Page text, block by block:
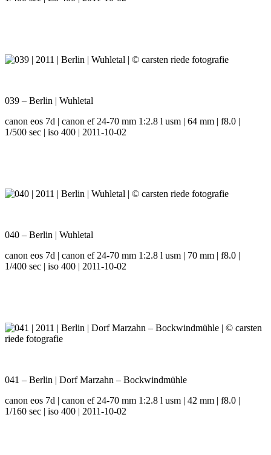
039 – Berlin | Wuhletal
canon eos 7d | canon ef 24-70 mm 1:2.8 l usm | 64 mm | f8.0 |
1/500 sec | iso 400 | 2011-10-02
040 – Berlin | Wuhletal
canon eos 7d | canon ef 24-70 mm 1:2.8 l usm | 70 mm | f8.0 |
1/400 sec | iso 400 | 2011-10-02
041 – Berlin | Dorf Marzahn – Bockwindmühle
canon eos 7d | canon ef 24-70 mm 1:2.8 l usm | 42 mm | f8.0 |
1/160 sec | iso 400 | 2011-10-02